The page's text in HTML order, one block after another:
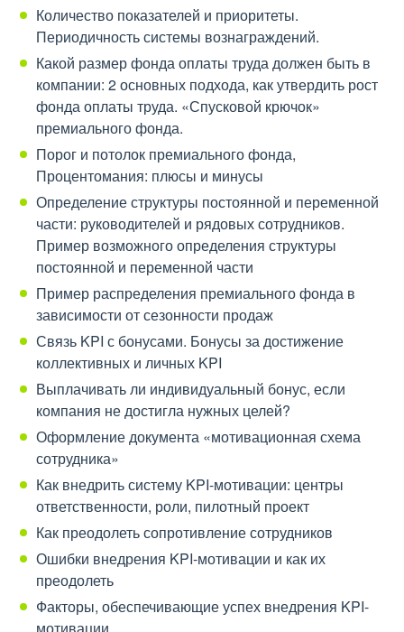
Количество показателей и приоритеты.
Периодичность системы вознаграждений.
Какой размер фонда оплаты труда должен быть в
компании: 2 основных подхода, как утвердить рост
фонда оплаты труда. «Спусковой крючок»
премиального фонда.
Порог и потолок премиального фонда,
Процентомания: плюсы и минусы
Определение структуры постоянной и переменной
части: руководителей и рядовых сотрудников.
Пример возможного определения структуры
постоянной и переменной части
Пример распределения премиального фонда в
зависимости от сезонности продаж
Связь KPI с бонусами. Бонусы за достижение
коллективных и личных KPI
Выплачивать ли индивидуальный бонус, если
компания не достигла нужных целей?
Оформление документа «мотивационная схема
сотрудника»
Как внедрить систему KPI-мотивации: центры
ответственности, роли, пилотный проект
Как преодолеть сопротивление сотрудников
Ошибки внедрения KPI-мотивации и как их
преодолеть
Факторы, обеспечивающие успех внедрения KPI-